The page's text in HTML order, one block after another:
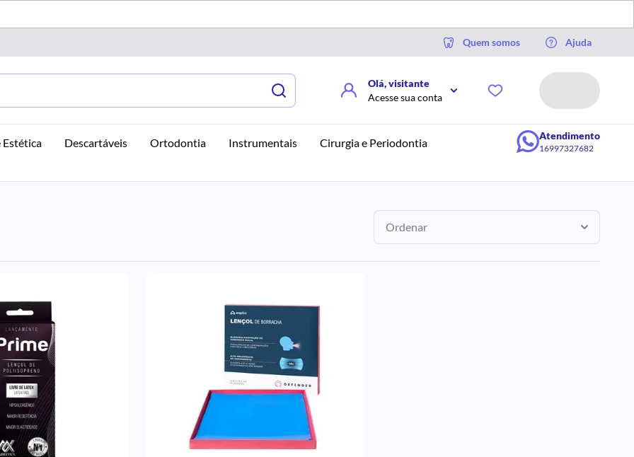
Quem somos Ajuda
Olá, visitante
Acesse sua conta
Estética Descartáveis Ortodontia Instrumentais Cirurgia e Periodontia
Atendimento
16997327682
Ordenar